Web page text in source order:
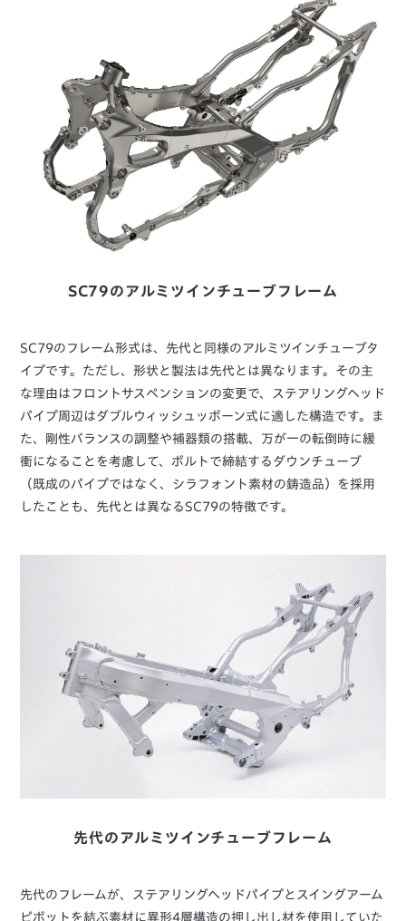
SC79のアルミツインチューブフレーム
SC79のフレーム形式は、先代と同様のアルミツインチューブタ
イプです。ただし、形状と製法は先代とは異なります。その主
な理由はフロントサスペンションの変更で、ステアリングヘッド
パイプ周辺はダブルウィッシュッボーン式に適した構造です。ま
た、剛性バランスの調整や補器類の搭載、万が一の転倒時に緩
衝になることを考慮して、ボルトで締結するダウンチューブ
（既成のパイプではなく、シラフォント素材の鋳造品）を採用
したことも、先代とは異なるSC79の特徴です。
先代のアルミツインチューブフレーム
先代のフレームが、ステアリングヘッドパイプとスイングアーム
ピボットを結ぶ素材に異形4層構造の押し出し材を使用していた